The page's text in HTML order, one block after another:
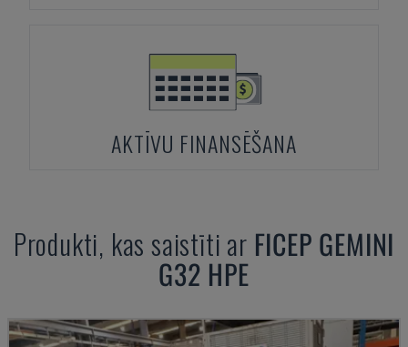
AKTĪVU FINANSĒŠANA
Produkti, kas saistīti ar FICEP GEMINI
G32 HPE